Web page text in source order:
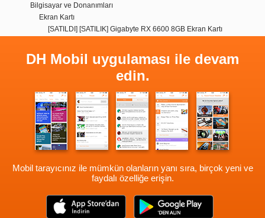
Bilgisayar ve Donanımları
Ekran Kartı
[SATILDI] [SATILIK] Gigabyte RX 6600 8GB Ekran Kartı
DH Mobil uygulaması ile devam
edin.
Mobil tarayıcınız ile mümkün olanların yanı sıra, birçok yeni ve
faydalı özelliğe erişin.